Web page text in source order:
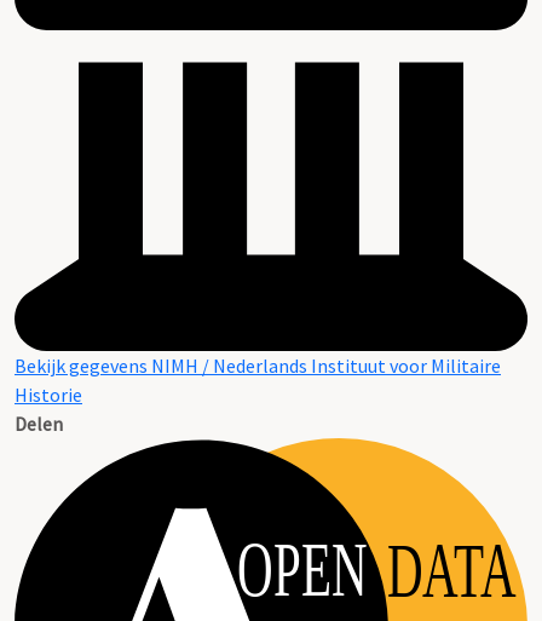
Bekijk gegevens NIMH / Nederlands Instituut voor Militaire
Historie
Delen
OPEN DATA